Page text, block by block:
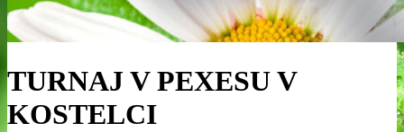
TURNAJ V PEXESU V
KOSTELCI